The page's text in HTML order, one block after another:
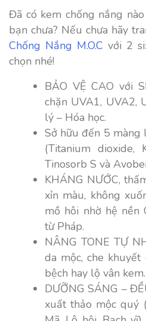
Đã có kem chống nắng
bạn chưa? Nếu chưa hãy
Chống Nắng M.O.C với 2
chọn nhé!
BẢO VỆ CAO với
chặn UVA1, UVA2,
lý – Hóa học.
Sở hữu đến 5 màng
(Titanium dioxide,
Tinosorb S và
KHÁNG NƯỚC,
xỉn màu, không
mồ hôi nhờ hệ nền
từ Pháp.
NÂNG TONE TỰ
da mộc, che
bệch hay lộ vân kem.
DƯỠNG SÁNG –
xuất thảo mộc quý